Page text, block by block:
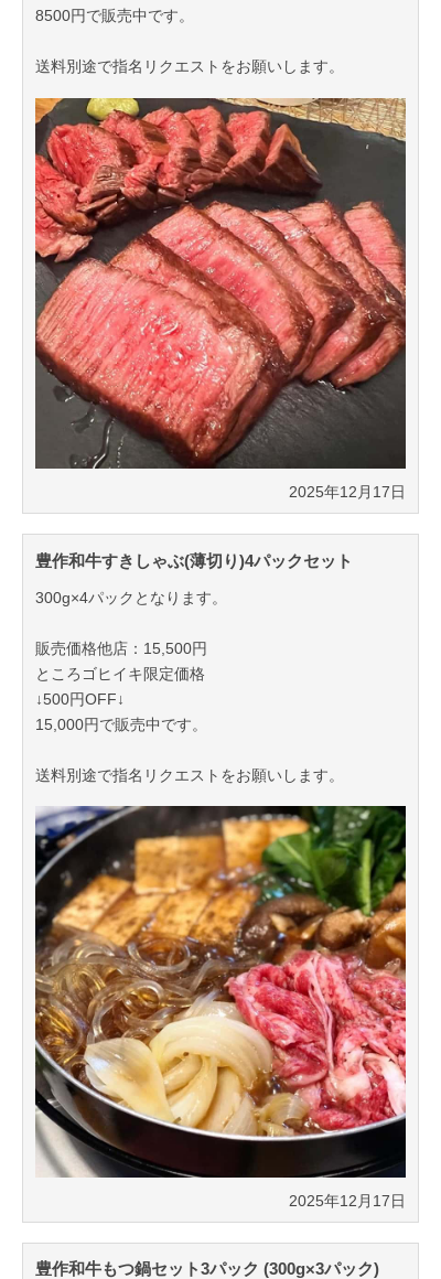
8500円で販売中です。
送料別途で指名リクエストをお願いします。
2025年12月17日
豊作和牛すきしゃぶ(薄切り)4パックセット
300g×4パックとなります。
販売価格他店：15,500円
ところゴヒイキ限定価格
↓500円OFF↓
15,000円で販売中です。
送料別途で指名リクエストをお願いします。
2025年12月17日
豊作和牛もつ鍋セット3パック (300g×3パック)